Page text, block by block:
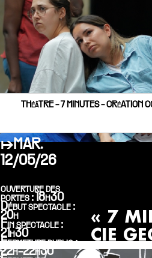
THéâTRE - 7 MINUTES - CRéATION
« 7
CIE
↦MAR.
12/05/26
ouverture des
portes : 18h30
Début spectacle :
20h
Fin spectacle :
21h30
Fermeture public :
22h-22h30